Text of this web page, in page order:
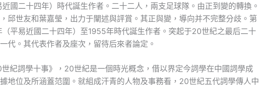
國二十四年）時代誕生作者。二十二人，兩支足球隊。由正到變的轉換。
邱世友和葉嘉瑩，出力于闡述與評賞。其正與變，導向并不完整分歧。第
（平易近國二十四年）至1955年時代誕生作者。突起于20世紀之最后二十
代。其代表作者及座次，留待后來者論定。
紀詞學十事》，20世紀是一個時光概念，借以界定今詞學在中國詞學成
地位及所涵蓋范圍。就組成汗青的人物及事務看，20世紀五代詞學傳人中